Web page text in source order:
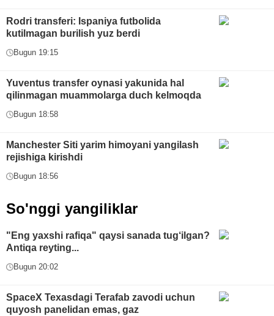
Rodri transferi: Ispaniya futbolida
kutilmagan burilish yuz berdi
Bugun 19:15
Yuventus transfer oynasi yakunida hal
qilinmagan muammolarga duch kelmoqda
Bugun 18:58
Manchester Siti yarim himoyani yangilash
rejishiga kirishdi
Bugun 18:56
So'nggi yangiliklar
"Eng yaxshi rafiqa" qaysi sanada tug‘ilgan?
Antiqa reyting...
Bugun 20:02
SpaceX Texasdagi Terafab zavodi uchun
quyosh panelidan emas, gaz